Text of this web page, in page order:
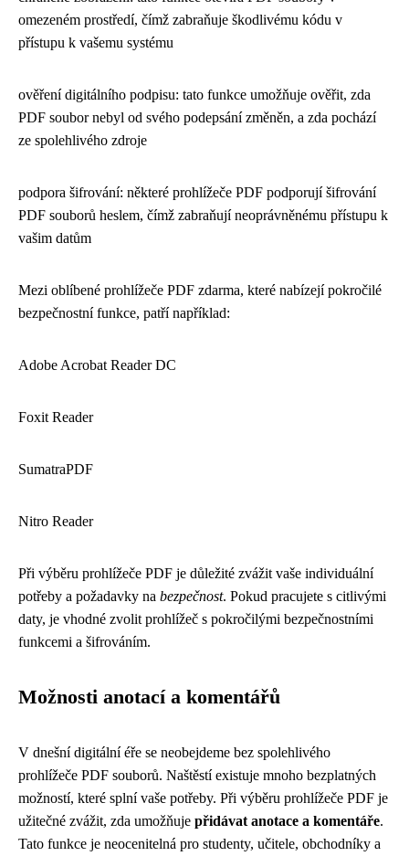
omezeném prostředí, čímž zabraňuje škodlivému kódu v
přístupu k vašemu systému
ověření digitálního podpisu: tato funkce umožňuje ověřit, zda
PDF soubor nebyl od svého podepsání změněn, a zda pochází
ze spolehlivého zdroje
podpora šifrování: některé prohlížeče PDF podporují šifrování
PDF souborů heslem, čímž zabraňují neoprávněnému přístupu k
vašim datům
Mezi oblíbené prohlížeče PDF zdarma, které nabízejí pokročilé
bezpečnostní funkce, patří například:
Adobe Acrobat Reader DC
Foxit Reader
SumatraPDF
Nitro Reader
Při výběru prohlížeče PDF je důležité zvážit vaše individuální
potřeby a požadavky na bezpečnost. Pokud pracujete s citlivými
daty, je vhodné zvolit prohlížeč s pokročilými bezpečnostními
funkcemi a šifrováním.
Možnosti anotací a komentářů
V dnešní digitální éře se neobejdeme bez spolehlivého
prohlížeče PDF souborů. Naštěstí existuje mnoho bezplatných
možností, které splní vaše potřeby. Při výběru prohlížeče PDF je
užitečné zvážit, zda umožňuje přidávat anotace a komentáře.
Tato funkce je neocenitelná pro studenty, učitele, obchodníky a